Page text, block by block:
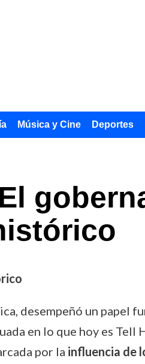
Música y Cine Deportes
desempeñó un papel
en lo que hoy es Tell
por la influencia de